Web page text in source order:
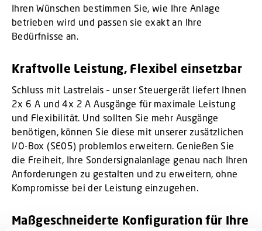
Ihren Wünschen bestimmen Sie, wie Ihre Anlage
betrieben wird und passen sie exakt an Ihre
Bedürfnisse an.
Kraftvolle Leistung, Flexibel einsetzbar
Schluss mit Lastrelais – unser Steuergerät liefert Ihnen
2x 6 A und 4x 2 A Ausgänge für maximale Leistung
und Flexibilität. Und sollten Sie mehr Ausgänge
benötigen, können Sie diese mit unserer zusätzlichen
I/O-Box (SE05) problemlos erweitern. Genießen Sie
die Freiheit, Ihre Sondersignalanlage genau nach Ihren
Anforderungen zu gestalten und zu erweitern, ohne
Kompromisse bei der Leistung einzugehen.
Maßgeschneiderte Konfiguration für Ihre